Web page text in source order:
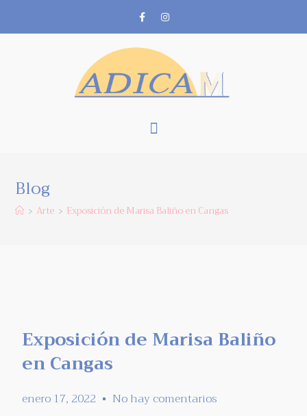
Blog
> Arte > Exposición de Marisa Baliño en Cangas
Exposición de Marisa Baliño
en Cangas
enero 17, 2022 No hay comentarios